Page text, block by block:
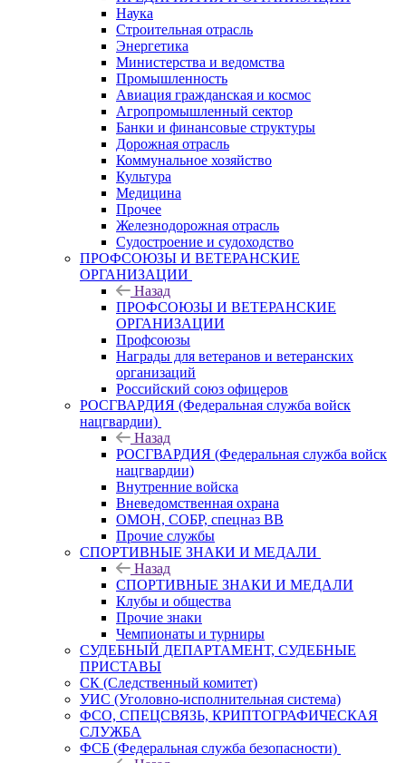
Наука
Строительная отрасль
Энергетика
Министерства и ведомства
Промышленность
Авиация гражданская и космос
Агропромышленный сектор
Банки и финансовые структуры
Дорожная отрасль
Коммунальное хозяйство
Культура
Медицина
Прочее
Железнодорожная отрасль
Судостроение и судоходство
ПРОФСОЮЗЫ И ВЕТЕРАНСКИЕ
ОРГАНИЗАЦИИ
Назад
ПРОФСОЮЗЫ И ВЕТЕРАНСКИЕ
ОРГАНИЗАЦИИ
Профсоюзы
Награды для ветеранов и ветеранских
организаций
Российский союз офицеров
РОСГВАРДИЯ (Федеральная служба войск
нацгвардии)
Назад
РОСГВАРДИЯ (Федеральная служба войск
нацгвардии)
Внутренние войска
Вневедомственная охрана
ОМОН, СОБР, спецназ ВВ
Прочие службы
СПОРТИВНЫЕ ЗНАКИ И МЕДАЛИ
Назад
СПОРТИВНЫЕ ЗНАКИ И МЕДАЛИ
Клубы и общества
Прочие знаки
Чемпионаты и турниры
СУДЕБНЫЙ ДЕПАРТАМЕНТ, СУДЕБНЫЕ
ПРИСТАВЫ
СК (Следственный комитет)
УИС (Уголовно-исполнительная система)
ФСО, СПЕЦСВЯЗЬ, КРИПТОГРАФИЧЕСКАЯ
СЛУЖБА
ФСБ (Федеральная служба безопасности)